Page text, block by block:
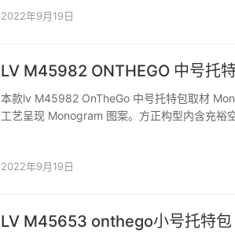
2022年9月19日
LV M45982 ONTHEGO 中号托
本款lv M45982 OnTheGo 中号托特包取材
工艺呈现 Monogram 图案。方正构型内含充裕
2022年9月19日
LV M45653 onthego小号托特包